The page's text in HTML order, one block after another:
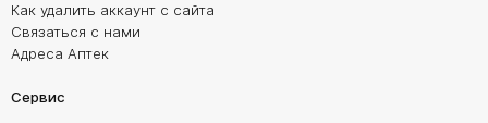
Как удалить аккаунт с сайта
Связаться с нами
Адреса Аптек
Сервис